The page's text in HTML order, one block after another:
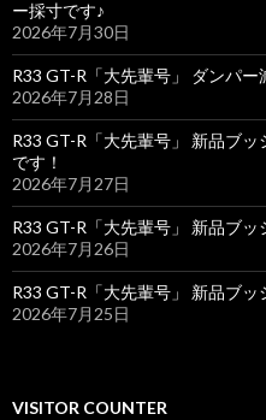
ー採寸です♪
2026年7月30日
R33 GT-R「大先輩号」 ダンパ
2026年7月28日
R33 GT-R「大先輩号」 新品ブ
です！
2026年7月27日
R33 GT-R「大先輩号」 新品ブ
2026年7月26日
R33 GT-R「大先輩号」 新品ブ
2026年7月25日
VISITOR COUNTER